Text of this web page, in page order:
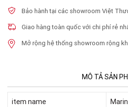
Bảo hành tại các showroom Việt
Giao hàng toàn quốc với chi phí rẻ
Mở rộng hệ thống showroom rộng
MÔ TẢ SẢN
item name